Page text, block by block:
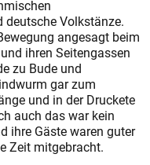
Volkstänze.
angesagt beim
ihren Seitengassen
zu Bude und
gar zum
und in der Druckete
auch das war kein
ihre Gäste waren guter
Zeit mitgebracht.